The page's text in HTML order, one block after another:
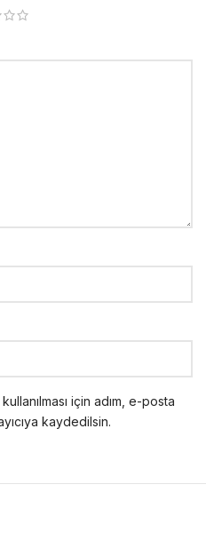
için adım, e-posta
kaydedilsin.